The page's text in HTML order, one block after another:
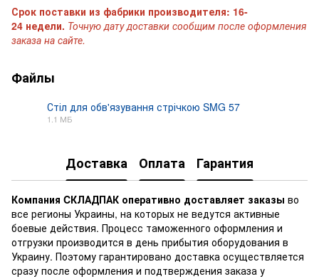
Срок поставки из фабрики производителя: 16-
24 недели. Точную дату доставки сообщим после оформления
заказа на сайте.
Файлы
Стіл для обв'язування стрічкою SMG 57
1.1 МБ
Доставка Оплата Гарантия
Компания CКЛАДПАК оперативно доставляет заказы во
все регионы Украины, на которых не ведутся активные
боевые действия. Процесс таможенного оформления и
отгрузки производится в день прибытия оборудования в
Украину. Поэтому гарантировано доставка осуществляется
сразу после оформления и подтверждения заказа у